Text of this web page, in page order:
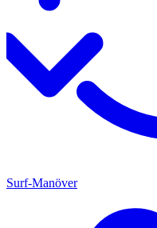
Surf-Manöver